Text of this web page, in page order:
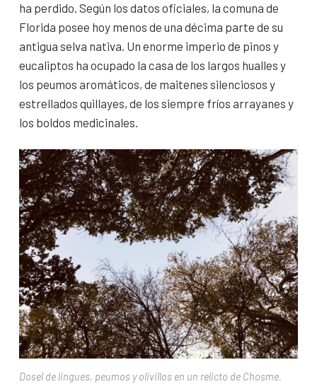
ha perdido. Según los datos oficiales, la comuna de
Florida posee hoy menos de una décima parte de su
antigua selva nativa. Un enorme imperio de pinos y
eucaliptos ha ocupado la casa de los largos hualles y
los peumos aromáticos, de maitenes silenciosos y
estrellados quillayes, de los siempre fríos arrayanes y
los boldos medicinales.
Dosel de lingues, peumos y olivillos en un relicto de Chosme.